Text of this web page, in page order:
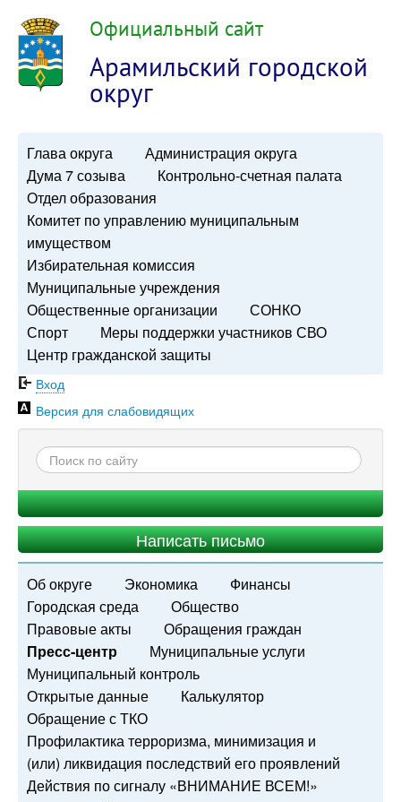
Официальный сайт
Арамильский городской
округ
Глава округа
Администрация округа
Дума 7 созыва
Контрольно-счетная палата
Отдел образования
Комитет по управлению муниципальным
имуществом
Избирательная комиссия
Муниципальные учреждения
Общественные организации
СОНКО
Спорт
Меры поддержки участников СВО
Центр гражданской защиты
Вход
Версия для слабовидящих
Написать письмо
Об округе Экономика
Финансы
Городская среда
Общество
Правовые акты
Обращения граждан
Пресс-центр
Муниципальные услуги
Муниципальный контроль
Открытые данные
Калькулятор
Обращение с ТКО
Профилактика терроризма, минимизация и
(или) ликвидация последствий его проявлений
Действия по сигналу «ВНИМАНИЕ ВСЕМ!»